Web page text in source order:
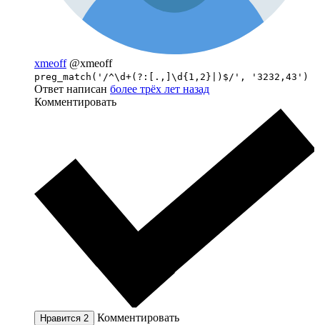
xmeoff @xmeoff
preg_match('/^\d+(?:[.,]\d{1,2}|)$/', '3232,43')
Ответ написан более трёх лет назад
Комментировать
Нравится 2 Комментировать